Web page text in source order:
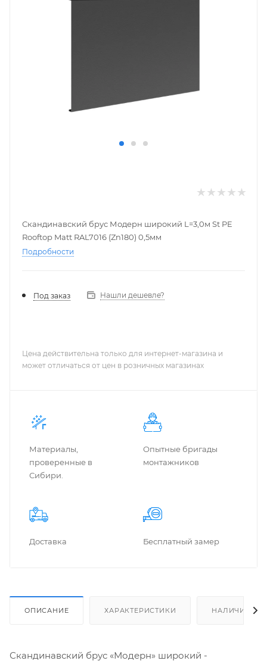
Скандинавский брус Модерн широкий L=3,0м St PE
Rooftop Matt RAL7016 (Zn180) 0,5мм
Подробности
Под заказ Нашли дешевле?
Цена действительна только для интернет-магазина и
может отличаться от цен в розничных магазинах
Материалы,
проверенные в
Сибири.
Опытные бригады
монтажников
Доставка Бес­плат­ный замер
ОПИСАНИЕ ХАРАКТЕРИСТИКИ НАЛИЧИЕ
Скандинавский брус «Модерн» широкий -